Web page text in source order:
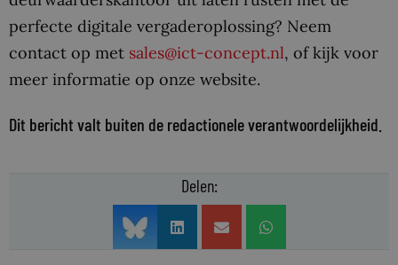
perfecte digitale vergaderoplossing? Neem
contact op met sales@ict-concept.nl, of kijk voor
meer informatie op onze website.
Dit bericht valt buiten de redactionele verantwoordelijkheid.
Delen: